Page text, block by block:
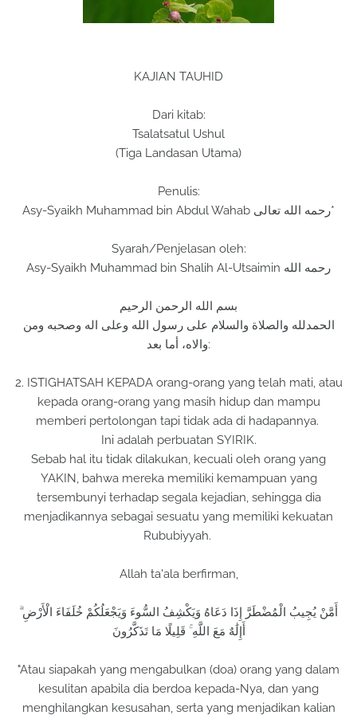
KAJIAN TAUHID
Dari kitab:
Tsalatsatul Ushul
(Tiga Landasan Utama)
Penulis:
Asy-Syaikh Muhammad bin Abdul Wahab رحمه الله تعالى*
Syarah/Penjelasan oleh:
Asy-Syaikh Muhammad bin Shalih Al-Utsaimin رحمه الله
بسم الله الرحمن الرحيم
الحمدلله والصلاة والسلام على رسول الله وعلى اله وصحبه ومن
والاه، أما بعد:
2. ISTIGHATSAH KEPADA orang-orang yang telah mati, atau
kepada orang-orang yang masih hidup dan mampu
memberi pertolongan tapi tidak ada di hadapannya.
Ini adalah perbuatan SYIRIK.
Sebab hal itu tidak dilakukan, kecuali oleh orang yang
YAKIN, bahwa mereka memiliki kemampuan yang
tersembunyi terhadap segala kejadian, sehingga dia
menjadikannya sebagai sesuatu yang memiliki kekuatan
Rububiyyah.
Allah ta'ala berfirman,
أَمَّنْ يُجِيبُ الْمُضْطَرَّ إِذَا دَعَاهُ وَيَكْشِفُ السُّوءَ وَيَجْعَلُكُمْ خُلَفَاءَ الْأَرْضِ ۗ
أَإِلَٰهٌ مَعَ اللَّهِ ۚ قَلِيلًا مَا تَذَكَّرُونَ
"Atau siapakah yang mengabulkan (doa) orang yang dalam
kesulitan apabila dia berdoa kepada-Nya, dan yang
menghilangkan kesusahan, serta yang menjadikan kalian